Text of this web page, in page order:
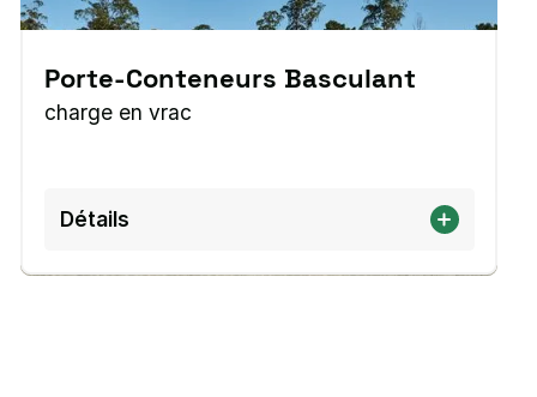
Porte-Conteneurs Basculant
charge en vrac
Détails